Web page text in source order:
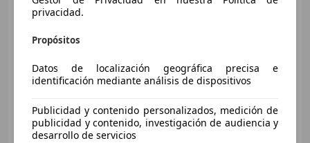
10/2013 169.300 km
265 kW (360 CV)
privacidad.
Propósitos
Datos de localización geográfica precisa e
identificación mediante análisis de dispositivos
Publicidad y contenido personalizados, medición de
publicidad y contenido, investigación de audiencia y
desarrollo de servicios